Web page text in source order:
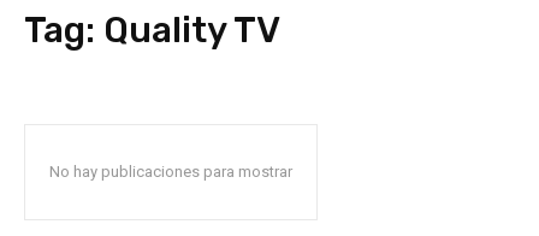
Tag: Quality TV
No hay publicaciones para mostrar